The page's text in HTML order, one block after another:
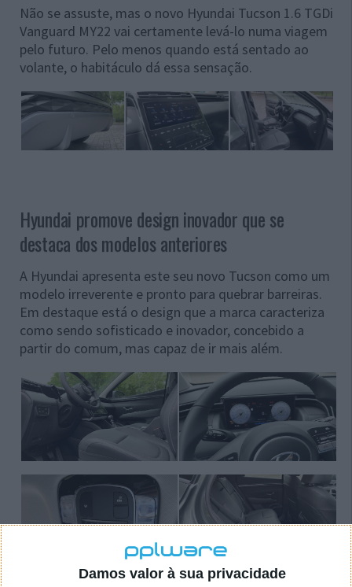
Damos valor à sua privacidade
Não se assuste, mas o novo Hyundai Tucson 1.6 TGDi
Vanguard MY22 vai certamente levá-lo numa viagem
pelo futuro. Pelo menos quando está sentado ao
volante, o habitáculo dá essa sensação.
Hyundai promove design inovador que se
destaca dos modelos anteriores
A Hyundai apresenta este seu novo Tucson como um
modelo irreverente e pronto para quebrar barreiras.
Em destaque está o design que a marca caracteriza
como sendo sofisticado e inovador, concebido a
partir do comum, mas capaz de ir mais além.